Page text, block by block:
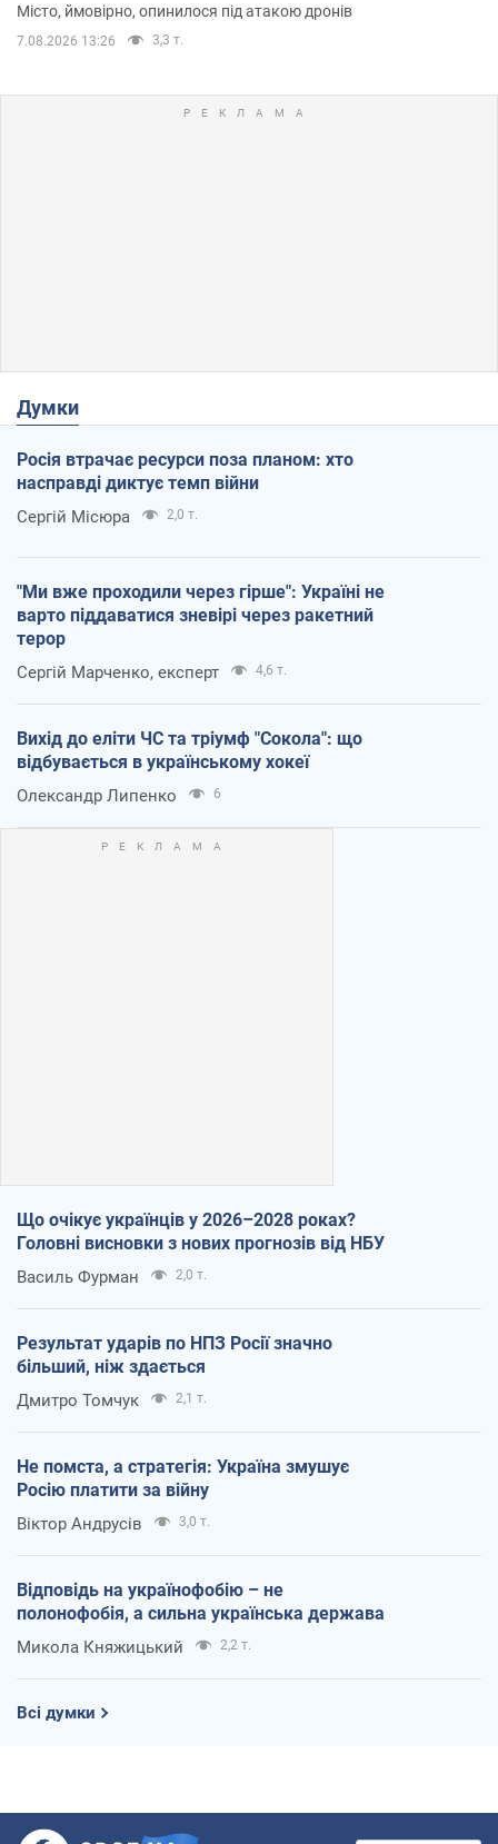
Місто, ймовірно, опинилося під атакою дронів
7.08.2026 13:26 3,3 т.
Думки
Росія втрачає ресурси поза планом: хто
насправді диктує темп війни
Сергій Місюра 2,0 т.
"Ми вже проходили через гірше": Україні не
варто піддаватися зневірі через ракетний
терор
Сергій Марченко, експерт 4,6 т.
Вихід до еліти ЧС та тріумф "Сокола": що
відбувається в українському хокеї
Олександр Липенко 6
Що очікує українців у 2026–2028 роках?
Головні висновки з нових прогнозів від НБУ
Василь Фурман 2,0 т.
Результат ударів по НПЗ Росії значно
більший, ніж здається
Дмитро Томчук 2,1 т.
Не помста, а стратегія: Україна змушує
Росію платити за війну
Віктор Андрусів 3,0 т.
Відповідь на українофобію – не
полонофобія, а сильна українська держава
Микола Княжицький 2,2 т.
Всі думки